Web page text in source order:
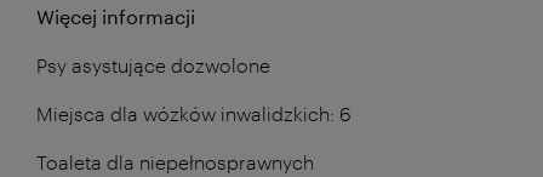
Więcej informacji
Psy asystujące dozwolone
Miejsca dla wózków inwalidzkich: 6
Toaleta dla niepełnosprawnych